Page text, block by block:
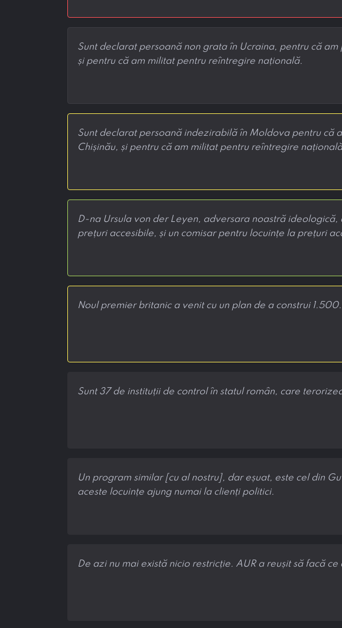
Sunt declarat persoană non grata în Ucraina, pentru că
și pentru că am militat pentru reîntregire națională.
Sunt declarat persoană indezirabilă în Moldova pentru că
Chișinău, și pentru că am militat pentru reîntregire
D-na Ursula von der Leyen, adversara noastră
prețuri accesibile, și un comisar pentru locuințe la prețuri
Noul premier britanic a venit cu un plan de a construi
Sunt 37 de instituții de control în statul român, care
Un program similar [cu al nostru], dar eșuat, este cel din
aceste locuințe ajung numai la clienți politici.
De azi nu mai există nicio restricție. AUR a reușit să facă